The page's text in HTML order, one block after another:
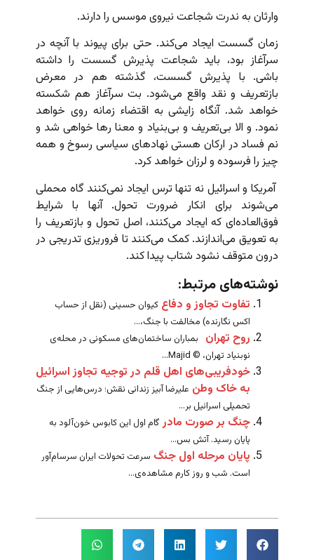
وارثان به ندرت شجاعت نیروی موسس را دارند.
زمان گسست ایجاد می‌کند. حتی برای پیوند با آنچه در
سرآغاز بود، باید شجاعت پذیرش گسست را داشته
باشی. با پذیرش گسست، گذشته هم در معرض
بازتعریف و نقد واقع می‌شود. بت‌ سرآغاز هم شکسته
خواهد شد. آنگاه زایشی به اقتضاء زمانه روی خواهد
نمود. و الا بی‌تعریف و بی‌بنیاد و معنا رها خواهی شد و
نم فساد در ارکان هستی نهادهای سیاسی رسوخ و همه
چیز را فرسوده و لرزان خواهد کرد.
آمریکا و اسرائیل نه تنها ترس ایجاد نمی‌کنند گاه محملی
می‌شوند برای انکار ضرورت تحول. آنها با شرایط
فوق‌العاده‌ای که ایجاد می‌کنند، اصل تحول و بازتعریف را
به تعویق می‌اندازند. کمک می‌کنند تا فروریزی تدریجی در
درون متوقف نشود شتاب پیدا کند.
نوشته‌های مرتبط:
تفاوت تجاوز و دفاع کیوان حسینی (نقل از حساب
اکس نگارنده) مخالفت با جنگ،...
روح تهران بمباران ساختمان‌های مسکونی در محله‌ی
نوبنیاد تهران، © Majid...
خودفریبی‌های اهل قلم در توجیه تجاوز اسرائیل
به خاک وطن علیرضا آبیز زندانی نقش؛ درس‌هایی از جنگ
تحمیلی اسرائیل بر...
چنگ بر صورت مادر گام اول این کابوس خون‌آلود به
پایان رسید. آتش بس...
پایان مرحله اول جنگ سرعت تحولات ایران سرسام‌آور
است. شب و روز کارم مشاهده‌ی...